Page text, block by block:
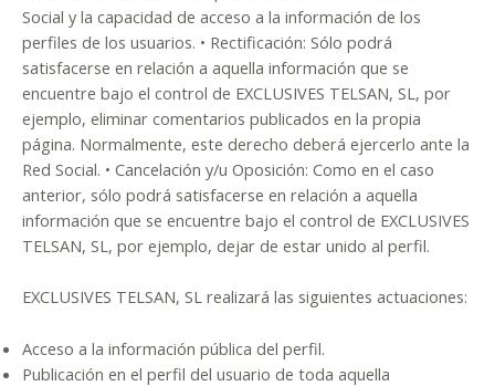
Social y la capacidad de acceso a la información de los
perfiles de los usuarios. • Rectificación: Sólo podrá
satisfacerse en relación a aquella información que se
encuentre bajo el control de EXCLUSIVES TELSAN, SL, por
ejemplo, eliminar comentarios publicados en la propia
página. Normalmente, este derecho deberá ejercerlo ante la
Red Social. • Cancelación y/u Oposición: Como en el caso
anterior, sólo podrá satisfacerse en relación a aquella
información que se encuentre bajo el control de EXCLUSIVES
TELSAN, SL, por ejemplo, dejar de estar unido al perfil.
EXCLUSIVES TELSAN, SL realizará las siguientes actuaciones:
Acceso a la información pública del perfil.
Publicación en el perfil del usuario de toda aquella